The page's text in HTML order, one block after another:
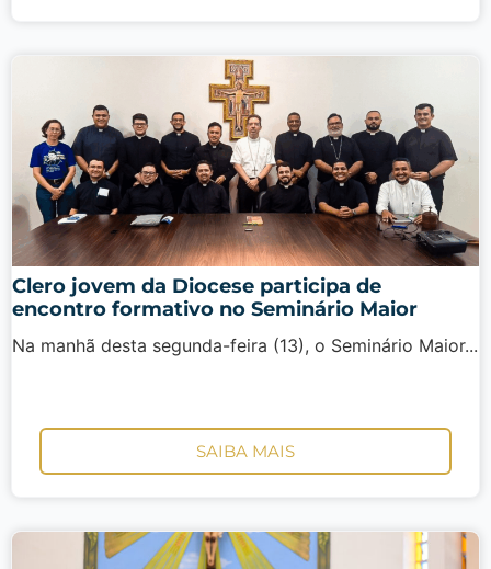
Clero jovem da Diocese participa de
encontro formativo no Seminário Maior
Na manhã desta segunda-feira (13), o Seminário Maior...
SAIBA MAIS